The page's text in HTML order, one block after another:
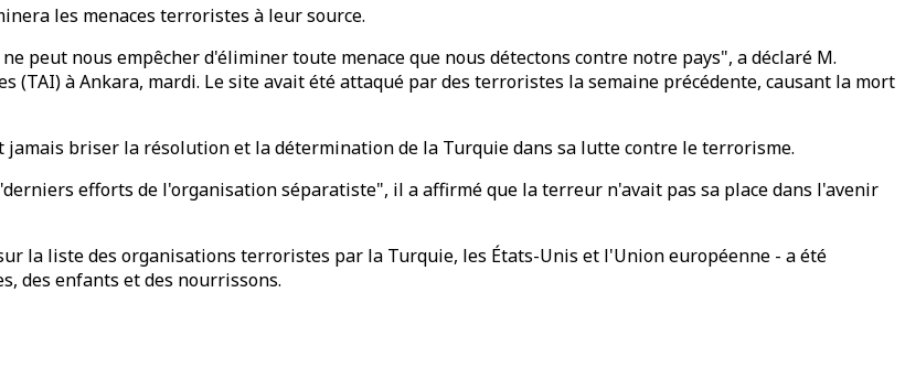
les menaces terroristes à leur source.
peut nous empêcher d'éliminer toute menace que nous détectons contre notre pays", a déclaré M.
(TAI) à Ankara, mardi. Le site avait été attaqué par des terroristes la semaine précédente, causant la mort
briser la résolution et la détermination de la Turquie dans sa lutte contre le terrorisme.
efforts de l'organisation séparatiste", il a affirmé que la terreur n'avait pas sa place dans l'avenir
la liste des organisations terroristes par la Turquie, les États-Unis et l'Union européenne - a été
des enfants et des nourrissons.